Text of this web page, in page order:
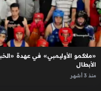
«ملاكمو الأوليمبي» في عهدة
الأبطال
منذ 3 أشهر